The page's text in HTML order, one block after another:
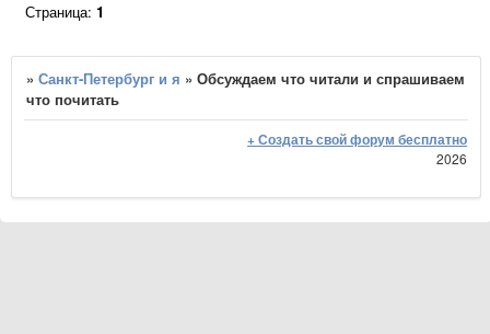
Страница:1
»Санкт-Петербург и я »Обсуждаем что читали и спрашиваем
что почитать
+ Создать свой форум бесплатно
2026